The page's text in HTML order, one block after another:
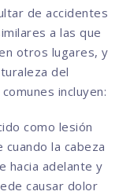
de accidentes
a las que
otros lugares, y
del
incluyen:
como lesión
la cabeza
hacia adelante y
causar dolor